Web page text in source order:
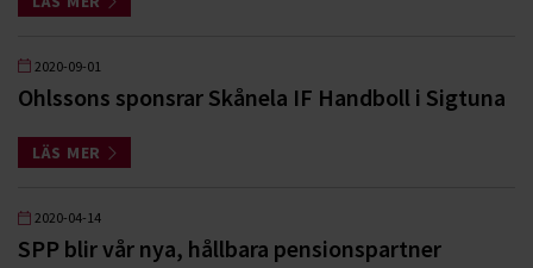
2020-09-01
Ohlssons sponsrar Skånela IF Handboll i Sigtuna
LÄS MER
2020-04-14
SPP blir vår nya, hållbara pensionspartner